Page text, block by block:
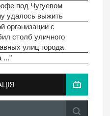
под Чугуевом
удалось выжить
организации с
столб уличного
улиц города
..."